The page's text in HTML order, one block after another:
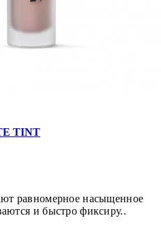
TINT
равномерное насыщенное
и быстро фиксиру..